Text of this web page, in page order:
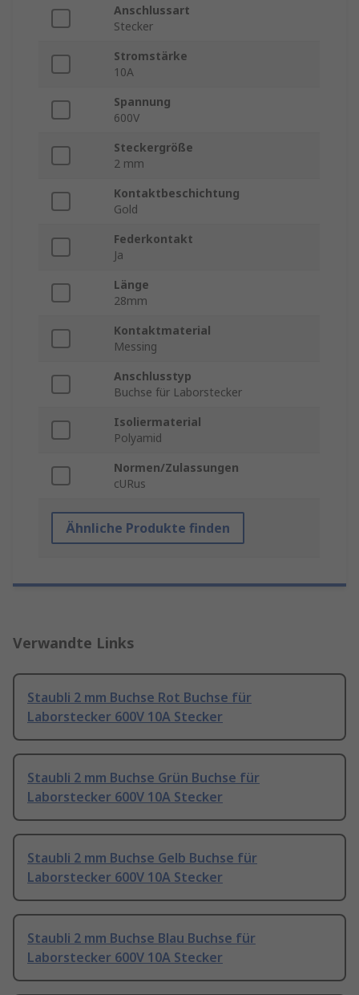
Anschlussart
Stecker
Stromstärke
10A
Spannung
600V
Steckergröße
2 mm
Kontaktbeschichtung
Gold
Federkontakt
Ja
Länge
28mm
Kontaktmaterial
Messing
Anschlusstyp
Buchse für Laborstecker
Isoliermaterial
Polyamid
Normen/Zulassungen
cURus
Ähnliche Produkte finden
Verwandte Links
Staubli 2 mm Buchse Rot Buchse für
Laborstecker 600V 10A Stecker
Staubli 2 mm Buchse Grün Buchse für
Laborstecker 600V 10A Stecker
Staubli 2 mm Buchse Gelb Buchse für
Laborstecker 600V 10A Stecker
Staubli 2 mm Buchse Blau Buchse für
Laborstecker 600V 10A Stecker